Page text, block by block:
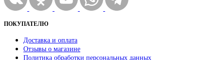
ПОКУПАТЕЛЮ
Доставка и оплата
Отзывы о магазине
Политика обработки персональных данных